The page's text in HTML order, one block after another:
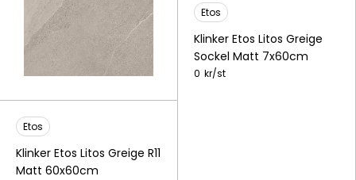
Etos
Klinker Etos Litos Greige R11
Matt 60x60cm
Etos
Klinker Etos Litos Greige
Sockel Matt 7x60cm
0 kr/st